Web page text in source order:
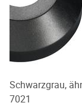
Schwarzgrau,
7021